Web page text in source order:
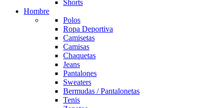
Shorts
Hombre
Polos
Ropa Deportiva
Camisetas
Camisas
Chaquetas
Jeans
Pantalones
Sweaters
Bermudas / Pantalonetas
Tenis